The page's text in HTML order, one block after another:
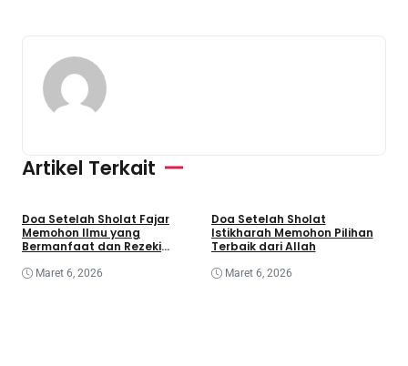
Artikel Terkait
Doa Setelah Sholat Fajar
Memohon Ilmu yang
Bermanfaat dan Rezeki
Maret 6, 2026
Doa Setelah Sholat
Istikharah Memohon Pilihan
Terbaik dari Allah
Maret 6, 2026